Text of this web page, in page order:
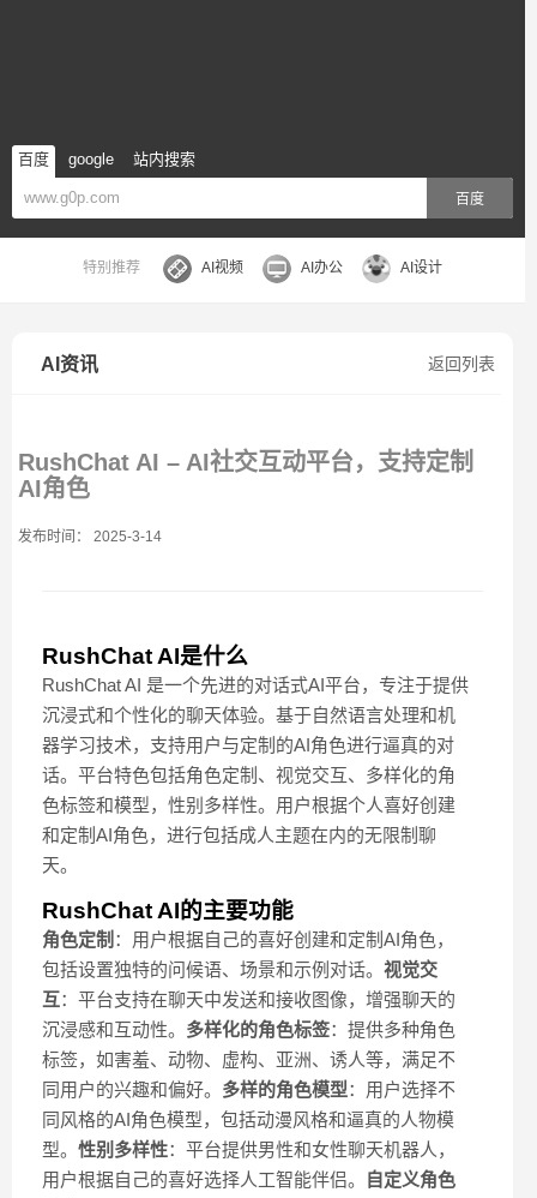
百度 google 站内搜索
百度
特别推荐 AI视频 AI办公 AI设计
返回列表
AI资讯
RushChat AI – AI社交互动平台，支持定制
AI角色
发布时间： 2025-3-14
RushChat AI是什么
RushChat AI 是一个先进的对话式AI平台，专注于提供
沉浸式和个性化的聊天体验。基于自然语言处理和机
器学习技术，支持用户与定制的AI角色进行逼真的对
话。平台特色包括角色定制、视觉交互、多样化的角
色标签和模型，性别多样性。用户根据个人喜好创建
和定制AI角色，进行包括成人主题在内的无限制聊
天。
RushChat AI的主要功能
角色定制 ：用户根据自己的喜好创建和定制AI角色，
包括设置独特的问候语、场景和示例对话。 视觉交
互：平台支持在聊天中发送和接收图像，增强聊天的
沉浸感和互动性。 多样化的角色标签：提供多种角色
标签，如害羞、动物、虚构、亚洲、诱人等，满足不
同用户的兴趣和偏好。 多样的角色模型：用户选择不
同风格的AI角色模型，包括动漫风格和逼真的人物模
型。 性别多样性：平台提供男性和女性聊天机器人，
用户根据自己的喜好选择人工智能伴侣。
自定义角色